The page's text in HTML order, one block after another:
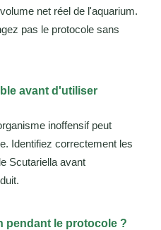
net réel de l'aquarium.
pas le protocole sans
avant d'utiliser
inoffensif peut
Identifiez correctement les
Scutariella avant
pendant le protocole ?